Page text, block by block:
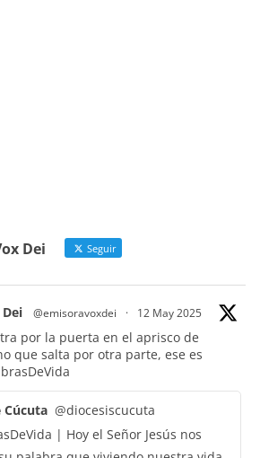
Dei Seguir
@emisoravoxdei · 12 May 2025
por la puerta en el aprisco de
que salta por otra parte, ese es
Cúcuta @diocesiscucuta
| Hoy el Señor Jesús nos